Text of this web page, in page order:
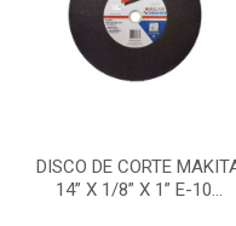
DISCO DE CORTE
14” X 1/8” X 1” E-10...